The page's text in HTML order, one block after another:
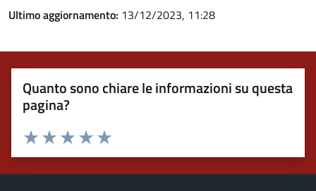
Ultimo aggiornamento: 13/12/2023, 11:28
Quanto sono chiare le informazioni su questa
pagina?
Valuta 5 stelle su 5
Valuta 4 stelle su 5
Valuta 3 stelle su 5
Valuta 2 stelle su 5
Valuta 1 stelle su 5